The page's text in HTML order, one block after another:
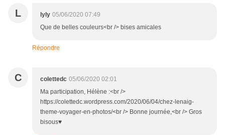
L lyly 05/06/2020 07:49
Que de belles couleurs<br /> bises amicales
Répondre
C colettedc 05/06/2020 02:01
Ma participation, Hélène :<br />
https://colettedc.wordpress.com/2020/06/04/chez-lenaig-
theme-voyager-en-photos/<br /> Bonne journée,<br /> Gros
bisous♥